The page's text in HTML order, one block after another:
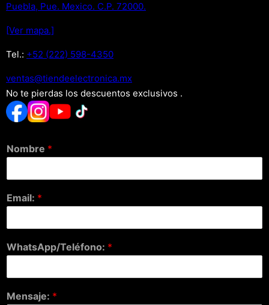
Puebla, Pue. Mexico. C.P. 72000.
[Ver mapa.]
Tel.: +52 (222) 598-4350
xm.acinortceleedneit@satnev
No te pierdas los descuentos exclusivos .
Nombre *
Email: *
WhatsApp/Teléfono: *
Mensaje: *